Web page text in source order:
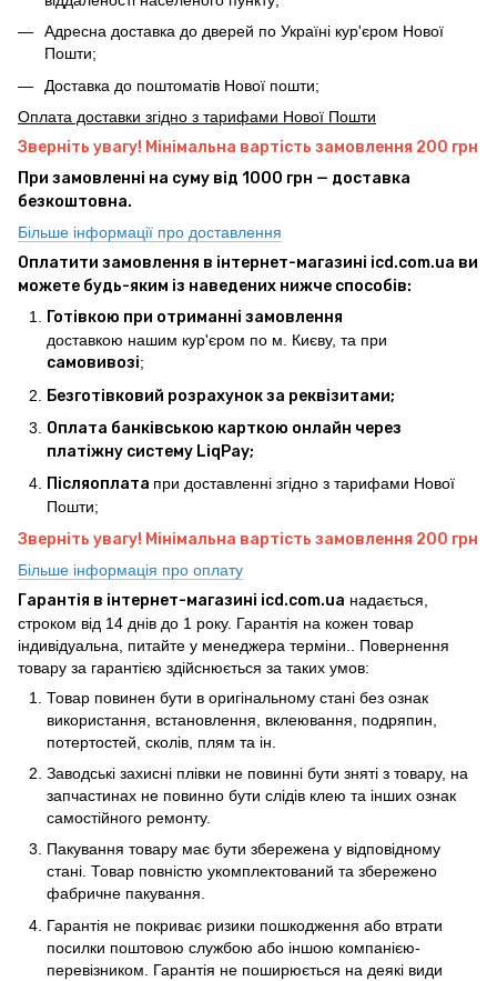
Адресна доставка до дверей по Україні кур'єром Нової
Пошти;
Доставка до поштоматів Нової пошти;
Оплата доставки згідно з тарифами Нової Пошти
Зверніть увагу! Мінімальна вартість замовлення 200 грн
При замовленні на суму від 1000 грн — доставка
безкоштовна.
Більше інформації про доставлення
Оплатити замовлення в інтернет-магазині icd.com.ua ви
можете будь-яким із наведених нижче способів:
Готівкою при отриманні замовлення
доставкою нашим кур'єром по м. Києву, та при
самовивозі;
Безготівковий розрахунок за реквізитами;
Оплата банківською карткою онлайн через
платіжну систему LiqPay;
Післяоплата при доставленні згідно з тарифами Нової
Пошти;
Зверніть увагу! Мінімальна вартість замовлення 200 грн
Більше інформація про оплату
Гарантія в інтернет-магазині icd.com.ua надається,
строком від 14 днів до 1 року. Гарантія на кожен товар
індивідуальна, питайте у менеджера терміни.. Повернення
товару за гарантією здійснюється за таких умов:
Товар повинен бути в оригінальному стані без ознак
використання, встановлення, вклеювання, подряпин,
потертостей, сколів, плям та ін.
Заводські захисні плівки не повинні бути зняті з товару, на
запчастинах не повинно бути слідів клею та інших ознак
самостійного ремонту.
Пакування товару має бути збережена у відповідному
стані. Товар повністю укомплектований та збережено
фабричне пакування.
Гарантія не покриває ризики пошкодження або втрати
посилки поштовою службою або іншою компанією-
перевізником. Гарантія не поширюється на деякі види